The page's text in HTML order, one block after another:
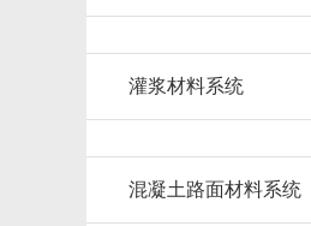
灌浆材料系统
混凝土路面材料系统